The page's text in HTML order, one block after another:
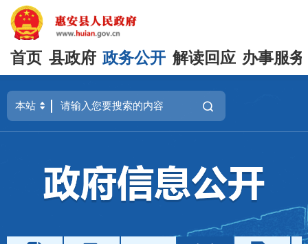
首页 县政府 政务公开 解读回应 办事服务